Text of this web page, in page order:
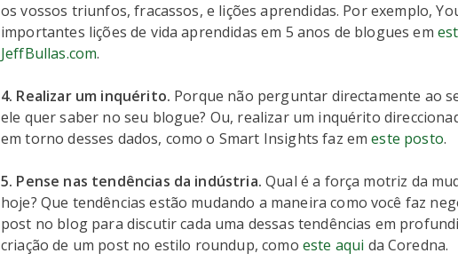
os vossos triunfos, fracassos, e lições aprendidas. Por exemplo,
importantes lições de vida aprendidas em 5 anos de blogues em
JeffBullas.com.
4. Realizar um inquérito. Porque não perguntar directamente ao
ele quer saber no seu blogue? Ou, realizar um inquérito
em torno desses dados, como o Smart Insights faz emeste posto.
5. Pense nas tendências da indústria. Qual é a força motriz da
hoje? Que tendências estão mudando a maneira como você faz
post no blog para discutir cada uma dessas tendências em
criação de um post no estilo roundup, como este aqui da Coredna.